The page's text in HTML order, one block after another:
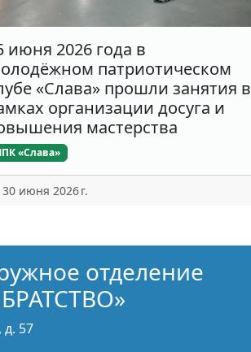
июня 2026 года в
патриотическом
«Слава» прошли занятия в
организации досуга и
мастерства
«Слава»
июня 2026 г.
отделение
д. 57